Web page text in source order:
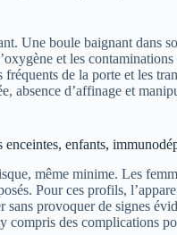
Une boule baignant dans
et les
fréquents de la porte et les
absence d’affinage et
enfants,
même minime. Les
Pour ces profils,
sans provoquer de signes
compris des complications